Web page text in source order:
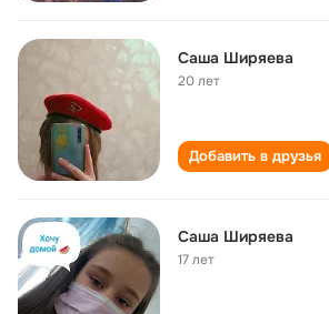
Саша Ширяева
20 лет
Добавить в друзья
Саша Ширяева
17 лет